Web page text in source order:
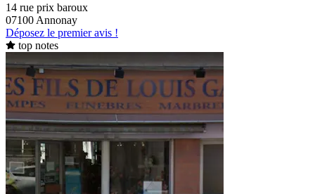
14 rue prix baroux
07100 Annonay
Déposez le premier avis !
top notes